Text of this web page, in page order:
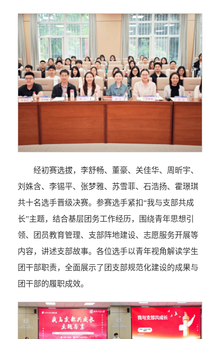
经初赛选拔，李舒畅、董豪、关佳华、周昕宇、
刘姝含、李锡平、张梦雅、苏雪菲、石浩扬、霍璟琪
共十名选手晋级决赛。参赛选手紧扣“我与支部共成
长”主题，结合基层团务工作经历，围绕青年思想引
领、团员教育管理、支部阵地建设、志愿服务开展等
内容，讲述支部故事。各位选手以青年视角解读学生
团干部职责，全面展示了团支部规范化建设的成果与
团干部的履职成效。